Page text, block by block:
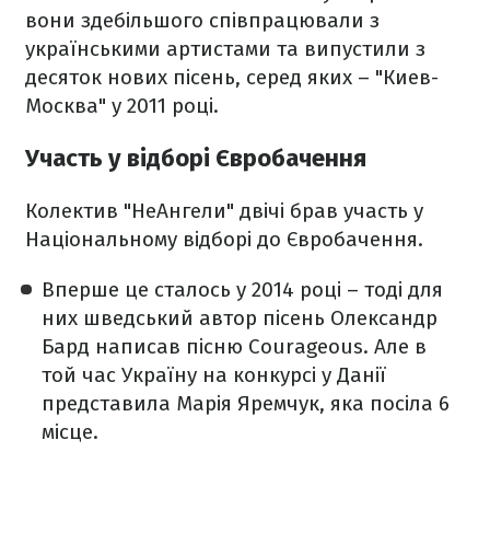
вони здебільшого співпрацювали з
українськими артистами та випустили з
десяток нових пісень, серед яких – "Киев-
Москва" у 2011 році.
Участь у відборі Євробачення
Колектив "НеАнгели" двічі брав участь у
Національному відборі до Євробачення.
Вперше це сталось у 2014 році – тоді для
них шведський автор пісень Олександр
Бард написав пісню Courageous. Але в
той час Україну на конкурсі у Данії
представила Марія Яремчук, яка посіла 6
місце.